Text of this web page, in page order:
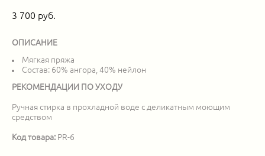
3 700 pуб.
ОПИСАНИЕ
Мягкая пряжа
Состав: 60% ангора, 40% нейлон
РЕКОМЕНДАЦИИ ПО УХОДУ
Ручная стирка в прохладной воде с деликатным моющим
средством
Код товара: PR-6